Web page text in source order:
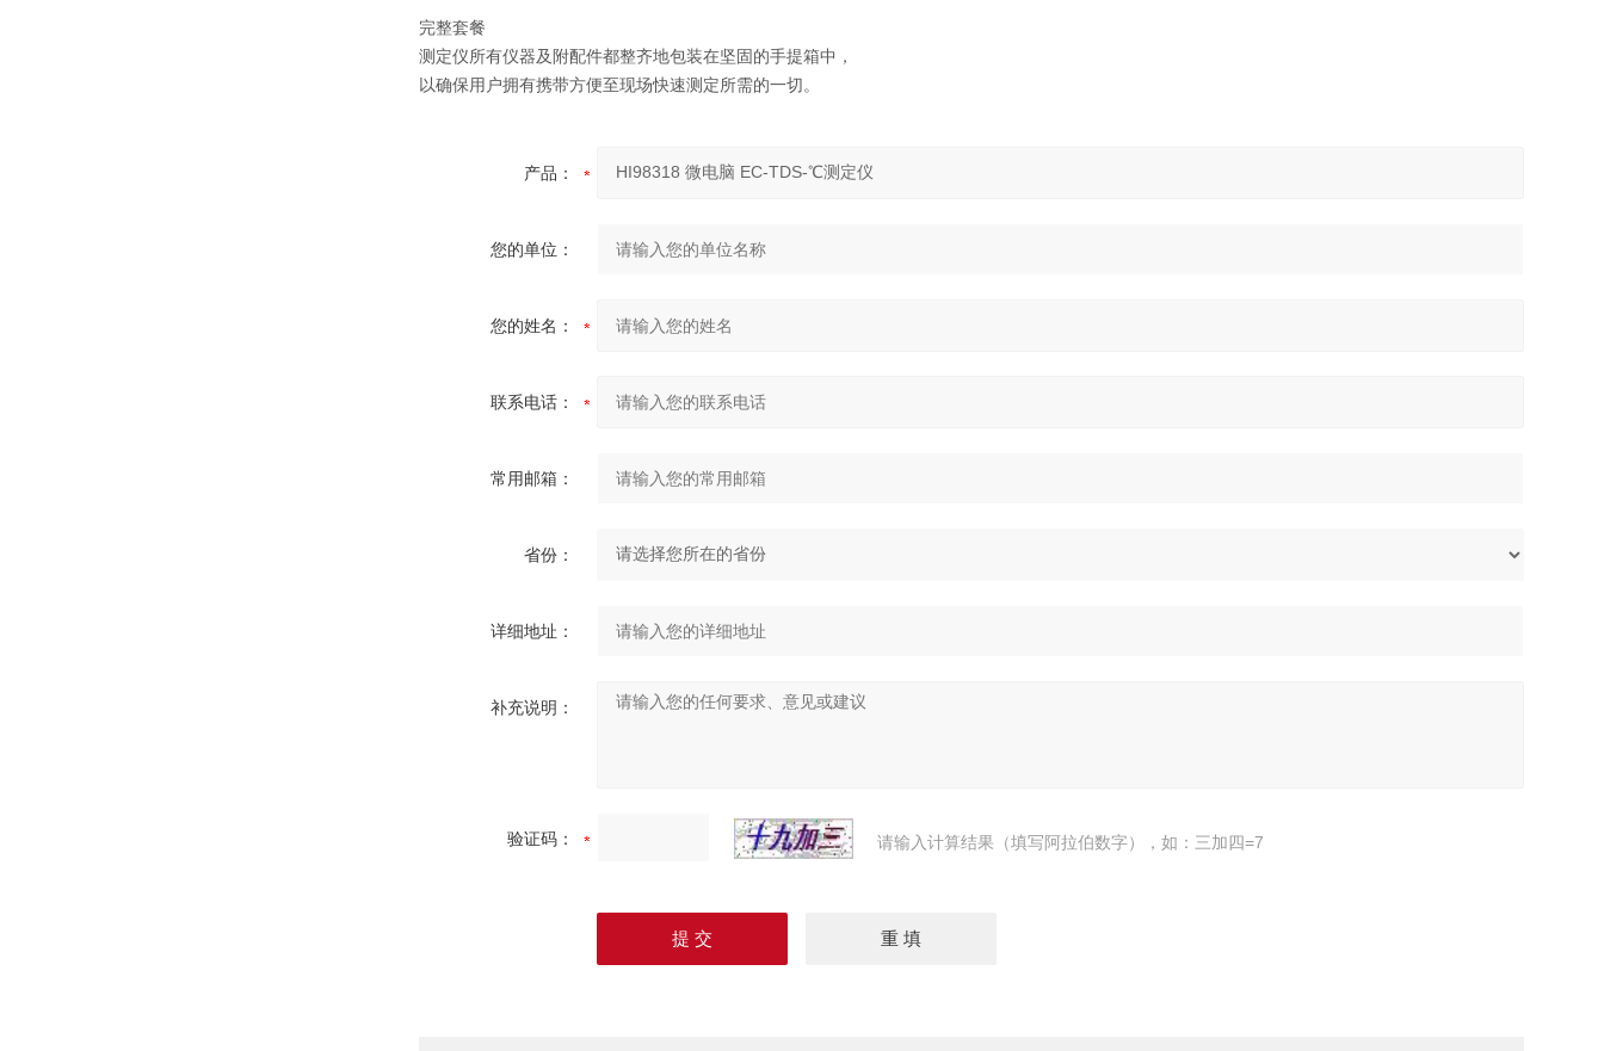
完整套餐
测定仪所有仪器及附配件都整齐地包装在坚固的手提箱中，
以确保用户拥有携带方便至现场快速测定所需的一切。
产品：
您的单位：
您的姓名：
联系电话：
常用邮箱：
省份：
详细地址：
补充说明：
验证码： 请输入计算结果（填写阿拉伯数字），如：三加四=7